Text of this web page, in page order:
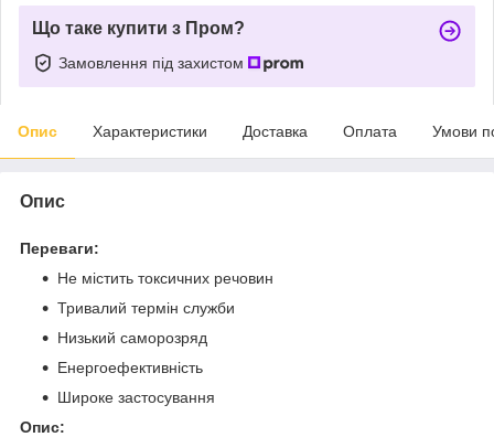
Що таке купити з Пром?
Замовлення під захистом
Опис Характеристики Доставка Оплата Умови
Опис
Переваги:
Не містить токсичних речовин
Тривалий термін служби
Низький саморозряд
Енергоефективність
Широке застосування
Опис: